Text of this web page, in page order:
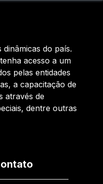
dinâmicas do país.
acesso a um
pelas entidades
a capacitação de
através de
dentre outras